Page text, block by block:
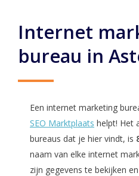
Internet
bureau in
Een internet marketing
SEO Marktplaats helpt! Het
bureaus dat je hier vindt, is
naam van elke internet
zijn gegevens te bekijken